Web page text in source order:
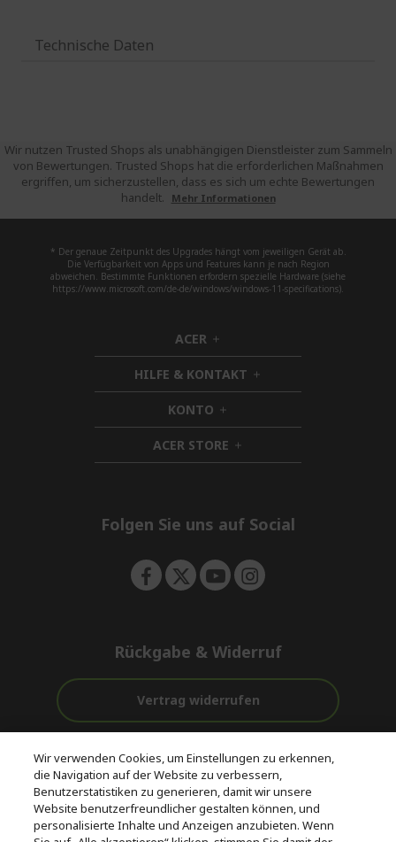
Technische Daten
Wir nutzen Trusted Shops als unabhängigen Dienstleister zum Sammeln
von Bewertungen. Trusted Shops hat die erforderlichen Maßnahmen
ergriffen, um sicherzustellen, dass es sich um echte Bewertungen
handelt.
Mehr Informationen
* Der genaue Zeitpunkt des Upgrades hängt vom jeweiligen Gerät ab.
Die Verfügbarkeit von Apps und Features kann je nach Region
abweichen. Bestimmte Funktionen erfordern spezielle Hardware (siehe
https://www.microsoft.com/de-de/windows/windows-11-specifications).
ACER h
i
d
d
e
n
HILFE & KONTAKT h
i
d
n
KONTO h
i
d
d
ACER STORE h
i
e
Folgen Sie uns auf Social
Rückgabe & Widerruf
Vertrag widerrufen
Kostenloser
Versand
vor und nach
dem Kauf
Zahlung
© 2026 Acer Inc.
Wir verwenden Cookies, um Einstellungen zu erkennen,
die Navigation auf der Website zu verbessern,
Benutzerstatistiken zu generieren, damit wir unsere
Website benutzerfreundlicher gestalten können, und
personalisierte Inhalte und Anzeigen anzubieten. Wenn